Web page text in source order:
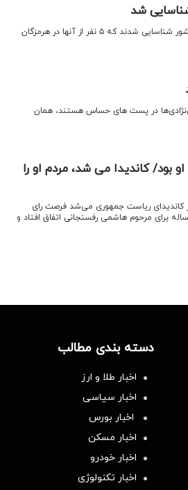
محمد هاشمی گفت: ۶ بیمار دیگر مبتلا به سویه جدید اُمیکرون در کشور شناسایی شدند که ۵ نفر از آنها در هرمزگان
در پست های حساس هستند، ‌همان
کاندیدا می شد، مردم او را
کاندیدای ریاست جمهوری می‌شد فرصت رای
برای مرحوم هاشمی رفسنجانی اتفاق افتاد و
دسته بندی مطالب
اخبار طلا و ارز
اخبار سیاسی
اخبار بورس
اخبار مسکن
اخبار خودرو
اخبار تکنولوژی